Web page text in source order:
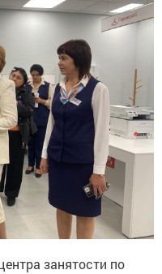
занятости по